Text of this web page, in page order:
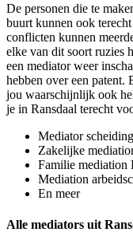
De personen die te
buurt kunnen ook
conflicten kunnen
elke van dit soort ruzies
een mediator weer
hebben over een patent.
jou waarschijnlijk ook
je in Ransdaal terecht
Mediator
Zakelijke
Familie mediation
Mediation
En meer
Alle mediators uit